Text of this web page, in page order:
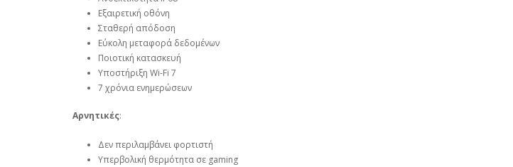
Εξαιρετική οθόνη
Σταθερή απόδοση
Εύκολη μεταφορά δεδομένων
Ποιοτική κατασκευή
Υποστήριξη Wi-Fi 7
7 χρόνια ενημερώσεων
Αρνητικές:
Δεν περιλαμβάνει φορτιστή
Υπερβολική θερμότητα σε gaming